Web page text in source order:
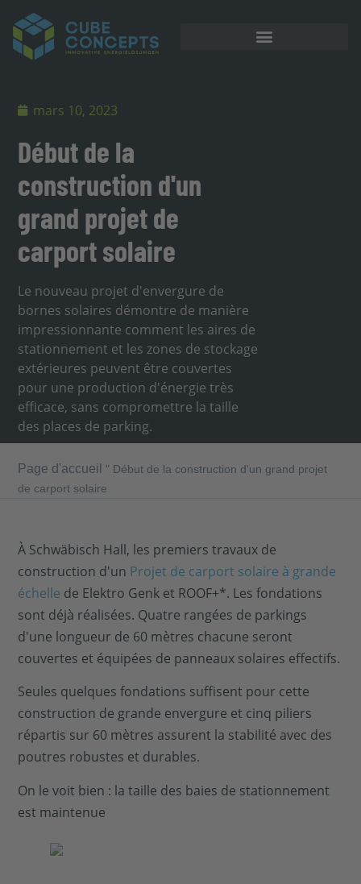
mars 10, 2023
Début de la
construction d'un
grand projet de
carport solaire
Le nouveau projet d'envergure de
bornes solaires démontre de manière
impressionnante comment les aires de
stationnement et les zones de stockage
extérieures peuvent être couvertes
pour une production d'énergie très
efficace, sans compromettre la taille
des places de parking.
Page d'accueil " Début de la construction d'un grand projet
de carport solaire
À Schwäbisch Hall, les premiers travaux de
construction d'un Projet de carport solaire à grande
échelle de Elektro Genk et ROOF+*. Les fondations
sont déjà réalisées. Quatre rangées de parkings
d'une longueur de 60 mètres chacune seront
couvertes et équipées de panneaux solaires effectifs.
Seules quelques fondations suffisent pour cette
construction de grande envergure et cinq piliers
répartis sur 60 mètres assurent la stabilité avec des
poutres robustes et durables.
On le voit bien : la taille des baies de stationnement
est maintenue